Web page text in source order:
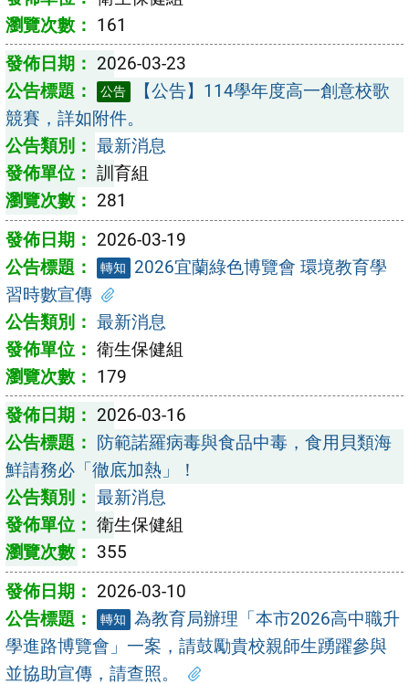
161
2026-03-23
公告
【公告】114學年度高一創意校歌
競賽，詳如附件。
最新消息
訓育組
281
2026-03-19
轉知
2026宜蘭綠色博覽會 環境教育學
習時數宣傳
最新消息
衛生保健組
179
2026-03-16
防範諾羅病毒與食品中毒，食用貝類海
鮮請務必「徹底加熱」！
最新消息
衛生保健組
355
2026-03-10
轉知 為教育局辦理「本市2026高中職升
學進路博覽會」一案，請鼓勵貴校親師生踴躍參與
並協助宣傳，請查照。